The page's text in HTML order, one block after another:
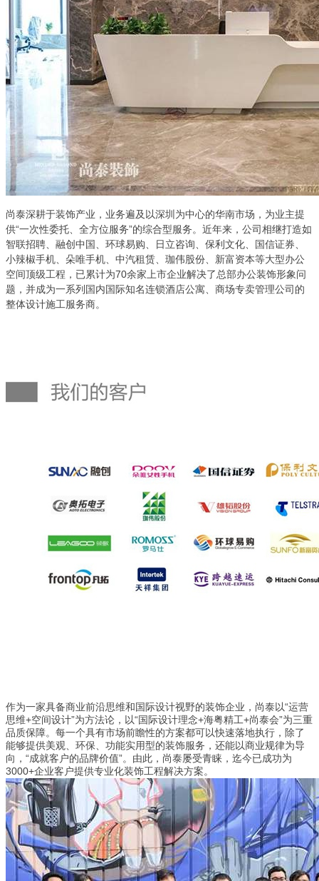
尚泰深耕于装饰产业，业务遍及以深圳为中心的华南市场，为业主提
供“一次性委托、全方位服务”的综合型服务。近年来，公司相继打造如
智联招聘、融创中国、环球易购、日立咨询、保利文化、国信证券、
小辣椒手机、朵唯手机、中汽租赁、珈伟股份、新富资本等大型办公
空间顶级工程，已累计为70余家上市企业解决了总部办公装饰形象问
题，并成为一系列国内国际知名连锁酒店公寓、商场专卖管理公司的
整体设计施工服务商。
作为一家具备商业前沿思维和国际设计视野的装饰企业，尚泰以“运营
思维+空间设计”为方法论，以“国际设计理念+海粤精工+尚泰会”为三重
品质保障。每一个具有市场前瞻性的方案都可以快速落地执行，除了
能够提供美观、环保、功能实用型的装饰服务，还能以商业规律为导
向，“成就客户的品牌价值”。由此，尚泰屡受青睐，迄今已成功为
3000+企业客户提供专业化装饰工程解决方案。